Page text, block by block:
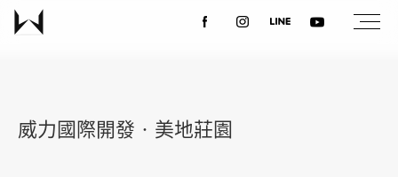
最新消息
威力國際開發‧美地莊園